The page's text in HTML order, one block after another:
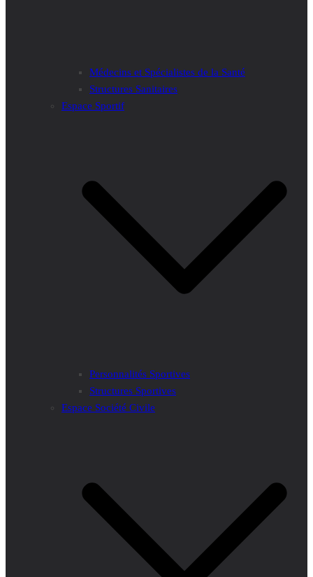
Médecins et Spécialistes de la Santé
Structures Sanitaires
Espace Sportif
Personnalités Sportives
Structures Sportives
Espace Société Civile